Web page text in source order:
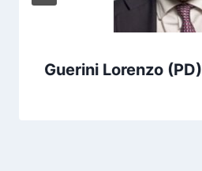
Guerini Lorenzo (PD)